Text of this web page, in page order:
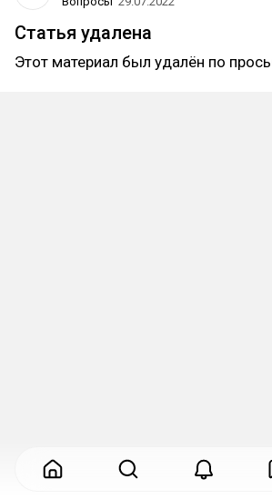
Статья удалена
Этот материал был удалён по